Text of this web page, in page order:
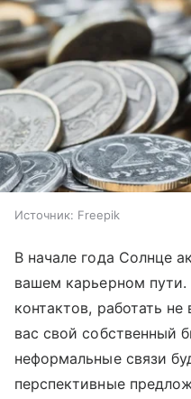
Источник: Freepik
В начале года Солнце
вашем карьерном
контактов, работать
вас свой собственный
неформальные связи
перспективные